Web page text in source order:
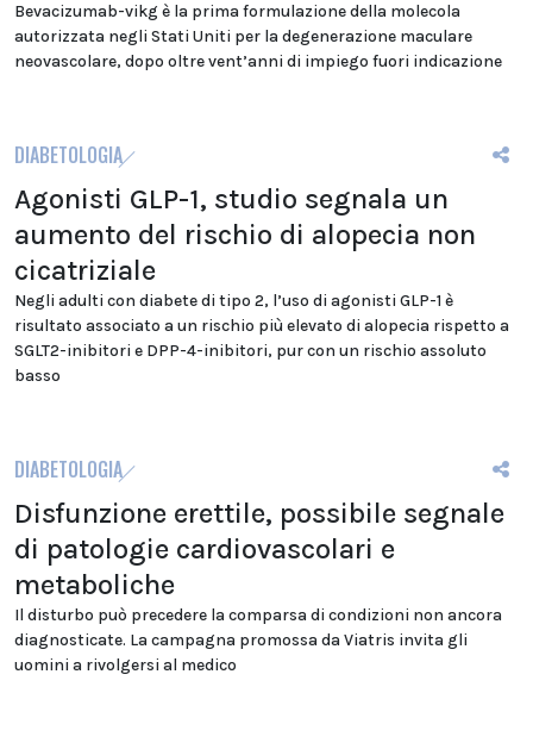
Bevacizumab-vikg è la prima formulazione della molecola
autorizzata negli Stati Uniti per la degenerazione maculare
neovascolare, dopo oltre vent’anni di impiego fuori indicazione
DIABETOLOGIA
Agonisti GLP-1, studio segnala un
aumento del rischio di alopecia non
cicatriziale
Negli adulti con diabete di tipo 2, l’uso di agonisti GLP-1 è
risultato associato a un rischio più elevato di alopecia rispetto a
SGLT2-inibitori e DPP-4-inibitori, pur con un rischio assoluto
basso
DIABETOLOGIA
Disfunzione erettile, possibile segnale
di patologie cardiovascolari e
metaboliche
Il disturbo può precedere la comparsa di condizioni non ancora
diagnosticate. La campagna promossa da Viatris invita gli
uomini a rivolgersi al medico